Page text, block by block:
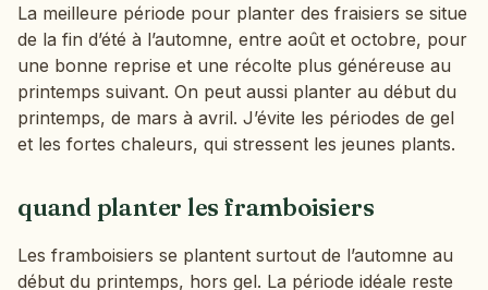
La meilleure période pour planter des fraisiers se situe
de la fin d’été à l’automne, entre août et octobre, pour
une bonne reprise et une récolte plus généreuse au
printemps suivant. On peut aussi planter au début du
printemps, de mars à avril. J’évite les périodes de gel
et les fortes chaleurs, qui stressent les jeunes plants.
quand planter les framboisiers
Les framboisiers se plantent surtout de l’automne au
début du printemps, hors gel. La période idéale reste